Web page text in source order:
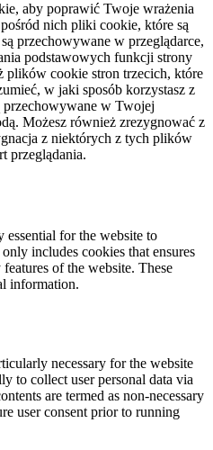
aby poprawić Twoje wrażenia
nich pliki cookie, które są
przechowywane w przeglądarce,
podstawowych funkcji strony
cookie stron trzecich, które
w jaki sposób korzystasz z
w Twojej
Możesz również zrezygnować z
z niektórych z tych plików
przeglądania.
essential for the website to
includes cookies that ensures
of the website. These
information.
necessary for the website
to collect user personal data via
are termed as non-necessary
user consent prior to running